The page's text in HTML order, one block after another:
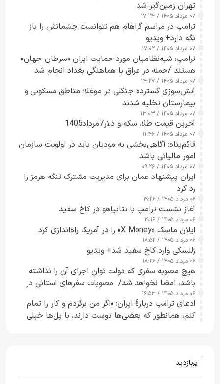
تهران زمین‌گیر شد
۰۷ مرداد ۱۴۰۵ / ۱۷:۲۴
ترامپ در مراسم گراهام هم نتوانست چشمانش را باز
نگه دارد+ ویدیو
۰۷ مرداد ۱۴۰۵ / ۱۷:۰۲
ترامپ: شبه‌نظامیان مورد حمایت ایران «سرطان جهان»
هستند /حمله در عراق با هماهنگی بغداد انجام شد
۰۷ مرداد ۱۴۰۵ / ۱۴:۲۷
آتش‌سوزی گسترده جنگلی در موغلا؛ مناطق مسکونی و
بیمارستان تخلیه شدند
۰۷ مرداد ۱۴۰۵ / ۱۳:۰۳
آخرین قیمت طلا، سکه و دلار7مرداد1405
۰۷ مرداد ۱۴۰۵ / ۱۱:۴۶
قائم‌پناه: آگاهی‌بخشی به مودیان باید در اولویت سازمان
امور مالیاتی باشد
۰۷ مرداد ۱۴۰۵ / ۰۹:۲۶
ایران پیشنهاد عمان برای مدیریت مشترک تنگه هرمز را
رد کرد
۰۶ مرداد ۱۴۰۵ / ۱۹:۲۶
آغاز نشست ترامپ با نتانیاهو در کاخ سفید
۰۶ مرداد ۱۴۰۵ / ۱۹:۱۶
ایلان ماسک «X Money» را در آمریکا راه‌اندازی کرد
۰۶ مرداد ۱۴۰۵ / ۱۸:۵۲
زلنسکی وارد کاخ سفید شد+ ویدیو
۰۶ مرداد ۱۴۰۵ / ۱۸:۲۶
هیچ مصوبه سفری که دولت توان اجرای آن را نداشته
باشد، امضا نخواهد شد/ مصوبات سفرهای استانی در
چارچوب قانون بودجه است+ عکس
۰۶ مرداد ۱۴۰۵ / ۱۶:۵۳
ادعای ترامپ دربارهٔ ایران: «اگر من برگردم و کار را تمام
کنم، همانطور که بعضی‌ها دوست دارند، با پل‌ها خیلی
پربازدید